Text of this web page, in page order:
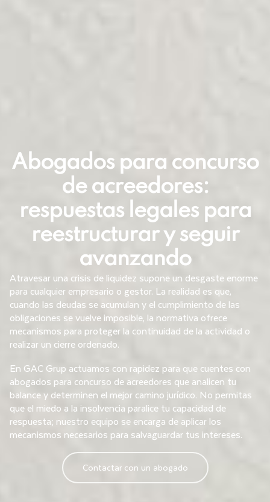
Abogados para concurso
de acreedores:
respuestas legales para
reestructurar y seguir
avanzando
Atravesar una crisis de liquidez supone un desgaste enorme
para cualquier empresario o gestor. La realidad es que,
cuando las deudas se acumulan y el cumplimiento de las
obligaciones se vuelve imposible, la normativa ofrece
mecanismos para proteger la continuidad de la actividad o
realizar un cierre ordenado.
En GAC Grup actuamos con rapidez para que cuentes con
abogados para concurso de acreedores que analicen tu
balance y determinen el mejor camino jurídico. No permitas
que el miedo a la insolvencia paralice tu capacidad de
respuesta; nuestro equipo se encarga de aplicar los
mecanismos necesarios para salvaguardar tus intereses.
Contactar con un abogado